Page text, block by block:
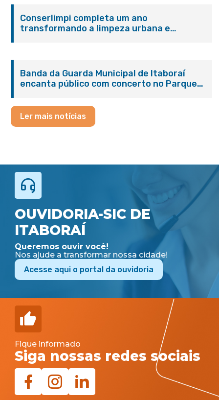
Conserlimpi completa um ano
transformando a limpeza urbana e
Banda da Guarda Municipal de Itaboraí
encanta público com concerto no Parque
Ler mais notícias
OUVIDORIA-SIC DE
ITABORAÍ
Queremos ouvir você!
Nos ajude a transformar nossa cidade!
Acesse aqui o portal da ouvidoria
Fique informado
Siga nossas redes sociais